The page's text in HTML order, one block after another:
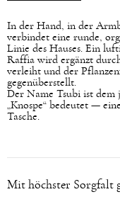
In der Hand, in der
verbindet eine runde,
Linie des Hauses. Ein
Raffia wird ergänzt
verleiht und der
gegenüberstellt.
Der Name Tsubi ist dem
„Knospe“ bedeutet —
Tasche.
Mit höchster Sorgfalt